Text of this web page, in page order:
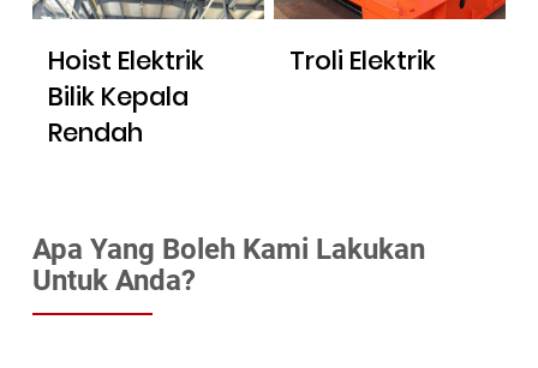
Hoist Elektrik
Bilik Kepala
Rendah
Troli Elektrik
Apa Yang Boleh Kami Lakukan
Untuk Anda?